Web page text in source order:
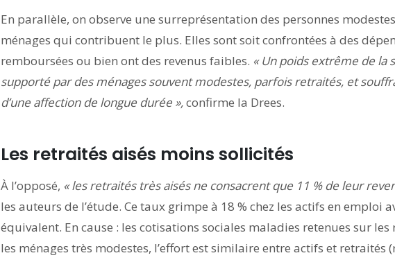
En parallèle, on observe une surreprésentation des personnes
ménages qui contribuent le plus. Elles sont soit confrontées à des
remboursées ou bien ont des revenus faibles. «Un poids extrême de la
supporté par des ménages souvent modestes, parfois retraités, et
d’une affection de longue durée »,confirme la Drees.
Les retraités aisés moins sollicités
À l’opposé, « les retraités très aisés ne consacrent que 11 % de leur
les auteurs de l’étude. Ce taux grimpe à 18 % chez les actifs en emploi
équivalent. En cause : les cotisations sociales maladies retenues sur les
les ménages très modestes, l’effort est similaire entre actifs et retraités